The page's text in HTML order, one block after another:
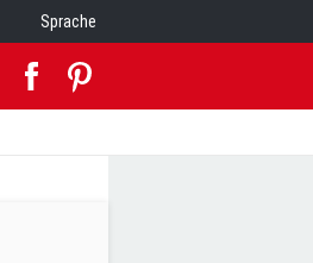
Sprache